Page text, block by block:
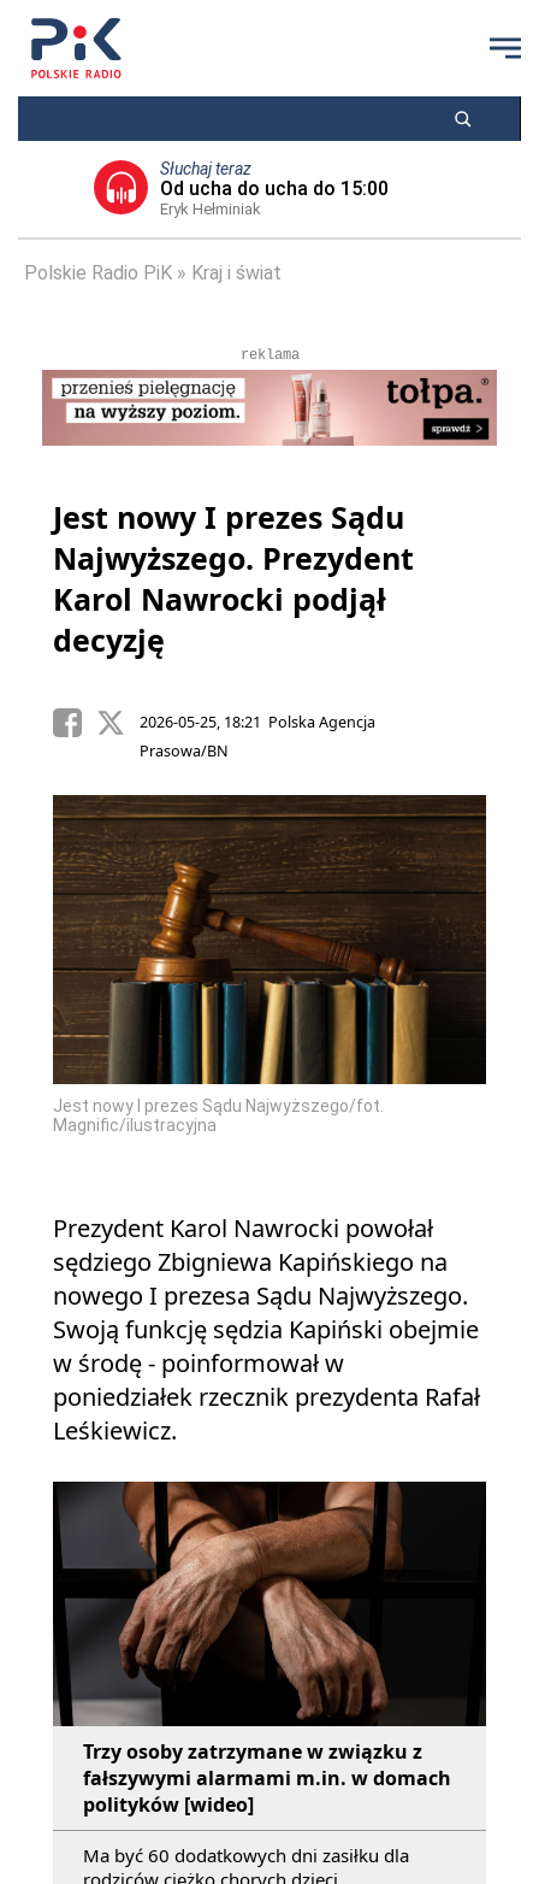
Słuchaj teraz
Od ucha do ucha do 15:00
Eryk Hełminiak
Polskie Radio PiK Kraj i świat
reklama
Jest nowy I prezes Sądu
Najwyższego. Prezydent
Karol Nawrocki podjął
decyzję
2026-05-25, 18:21 Polska Agencja
Prasowa/BN
Jest nowy I prezes Sądu Najwyższego/fot.
Magnific/ilustracyjna
Prezydent Karol Nawrocki powołał
sędziego Zbigniewa Kapińskiego na
nowego I prezesa Sądu Najwyższego.
Swoją funkcję sędzia Kapiński obejmie
w środę - poinformował w
poniedziałek rzecznik prezydenta Rafał
Leśkiewicz.
Trzy osoby zatrzymane w związku z
fałszywymi alarmami m.in. w domach
polityków [wideo]
Ma być 60 dodatkowych dni zasiłku dla
rodziców ciężko chorych dzieci